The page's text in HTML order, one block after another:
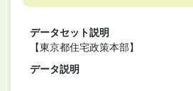
データセット説明
【東京都住宅政策本部】
データ説明